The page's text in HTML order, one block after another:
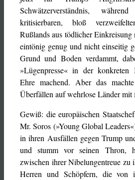
Schwätzerverständnis,
kritisierbaren, bloß
Rußlands aus tödlicher
eintönig genug und nicht einseitig
Grund und Boden verdammt,
»Lügenpresse« in der konkreten
Ehre machend. Aber das
Überfällen auf wehrlose Länder mit
Gewiß: die europäischen
Mr. Soros (»Young Global
in ihren Ausfällen gegen Trump
und stumm vor seinen Thron,
zwischen ihrer Nibelungentreue zu
Herren und Schöpfern, die von